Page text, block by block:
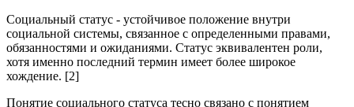
Социальный статус - устойчивое положение внутри
социальной системы, связанное с определенными правами,
обязанностями и ожиданиями. Статус эквивалентен роли,
хотя именно последний термин имеет более широкое
хождение. [2]
Понятие социального статуса тесно связано с понятием